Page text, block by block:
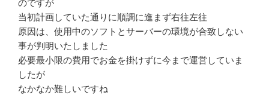
のですが
当初計画していた通りに順調に進まず右往左往
原因は、使用中のソフトとサーバーの環境が合致しない
事が判明いたしました
必要最小限の費用でお金を掛けずに今まで運営していま
したが
なかなか難しいですね